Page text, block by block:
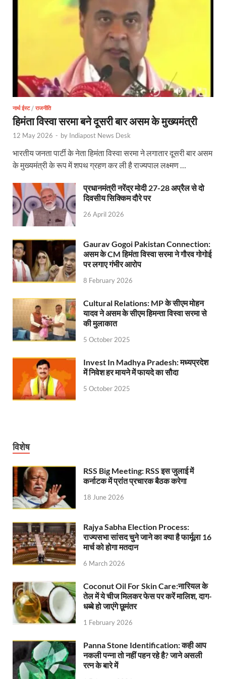
UP Rain Basera: योगी सरकार यात्रियों की सुरक्षा के
Nidhi Yojana: उत्तर प्रदेश में महिला उद्यमिता को मिला
Indramani Badoni Jayanti: उत्तराखंड के गांधी को सीएम
CM Yogi meets Sify Chairman Raju Vegesna:
Nitin Nabin Bihar Visit: बिहार दौरे पर रहेंगे बीजेपी के
Kisan Samman Diwas: किसान सम्मान दिवस’ मनाएगी
UP Vidhan Sabha Budget: योगी सरकार ने
UP Vidhan Sabha:देश में दो नमूने हैं, जब कोई चर्चा
FCI News: पहली बार फूड कॉर्पोरेशन ऑफ इंडिया (FCI)
Shakti Sadan Yojana: संकटग्रस्त महिलाओं के लिए
UP Ayush App: योगी सरकार जल्द लांच करेगी आयुष एप,
CM Yogi Gift: मुख्यमंत्री योगी आदित्यनाथ ने लघु व सीमांत
River Drone Survey Model: सीएम योगी के रिवर ड्रोन
Yuwa Sahkar Sammelan: मुख्यमंत्री ने डीएम वाराणसी
Delhi Air Pollution: फेफड़ों के लिए कितनी खतरनाक हुई
Save Aravali Movement: क्या है अरावली की नई
UP Cough Syrup Issue: कोडीन युक्त कफ सिरप मामले
Bihar NDA MP: बिहार एनडीए सांसदों ने बीजेपी राष्ट्रीय
Former DGP Prashant Kumar: उत्तर प्रदेश शिक्षा
Indian Railway New Policy: ट्रेन में भी एयरपोर्ट जैसा
Soil To Silk Exhibition: सॉइल टू सिल्क’ की अनूठी
GST Sudhar Book: सामाजिक न्याय, आर्थिक समानता और
UP BJP State President: पंकज चौधरी बने उत्तर प्रदेश
BJP Working President Nitin Nabin: कौन है नितिन
Ummeed Portal: उम्मीद पोर्टल पर यूपी ने रचा
दिल्ली में चमकेगा मध्यप्रदेश – संस्कृति, कला और परंपरा का
नार्थ ईस्ट/ राजनीति
हिमंता विस्वा सरमा बने दूसरी बार असम के मुख्यमंत्री
12 May 2026 - by Indiapost News Desk
भारतीय जनता पार्टी के नेता हिमंता विस्वा सरमा ने लगातार दूसरी बार असम
के मुख्यमंत्री के रूप में शपथ ग्रहण कर ली है राज्यपाल लक्ष्मण …
प्रधानमंत्री नरेंद्र मोदी 27-28 अप्रैल से दो
दिवसीय सिक्किम दौरे पर
26 April 2026
Gaurav Gogoi Pakistan Connection:
असम के CM हिमंता विस्वा सरमा ने गौरव गोगोई
पर लगाए गंभीर आरोप
8 February 2026
Cultural Relations: MP के सीएम मोहन
यादव ने असम के सीएम हिमन्ता विस्वा सरमा से
की मुलाकात
5 October 2025
Invest In Madhya Pradesh: मध्यप्रदेश
में निवेश हर मायने में फायदे का सौदा
5 October 2025
विशेष
RSS Big Meeting: RSS इस जुलाई में
कर्नाटक में प्रांत प्रचारक बैठक करेगा
18 June 2026
Rajya Sabha Election Process:
राज्यसभा सांसद चुने जाने का क्या है फार्मूला 16
मार्च को होगा मतदान
6 March 2026
Coconut Oil For Skin Care:नारियल के
तेल में ये चीज मिलकर फेस पर करें मालिश, दाग-
धब्बे हो जाएंगे छूमंतर
1 February 2026
Panna Stone Identification: कही आप
नकली पन्ना तो नहीं पहन रहे है? जाने असली
रत्न के बारे में